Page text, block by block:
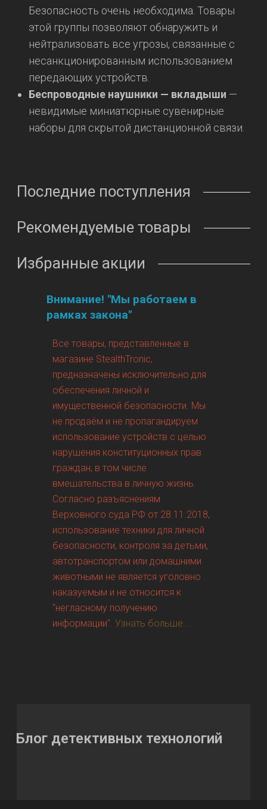
Безопасность очень необходима. Товары
этой группы позволяют обнаружить и
нейтрализовать все угрозы, связанные с
несанкционированным использованием
передающих устройств.
Беспроводные наушники — вкладыши —
невидимые миниатюрные сувенирные
наборы для скрытой дистанционной связи.
Последние поступления
Рекомендуемые товары
Избранные акции
Внимание! "Мы работаем в
рамках закона"
Все товары, представленные в
магазине StealthTronic,
предназначены исключительно для
обеспечения личной и
имущественной безопасности. Мы
не продаём и не пропагандируем
использование устройств с целью
нарушения конституционных прав
граждан, в том числе
вмешательства в личную жизнь.
Согласно разъяснениям
Верховного суда РФ от 28.11.2018,
использование техники для личной
безопасности, контроля за детьми,
автотранспортом или домашними
животными не является уголовно
наказуемым и не относится к
"негласному получению
информации".Узнать больше...
Блог детективных технологий